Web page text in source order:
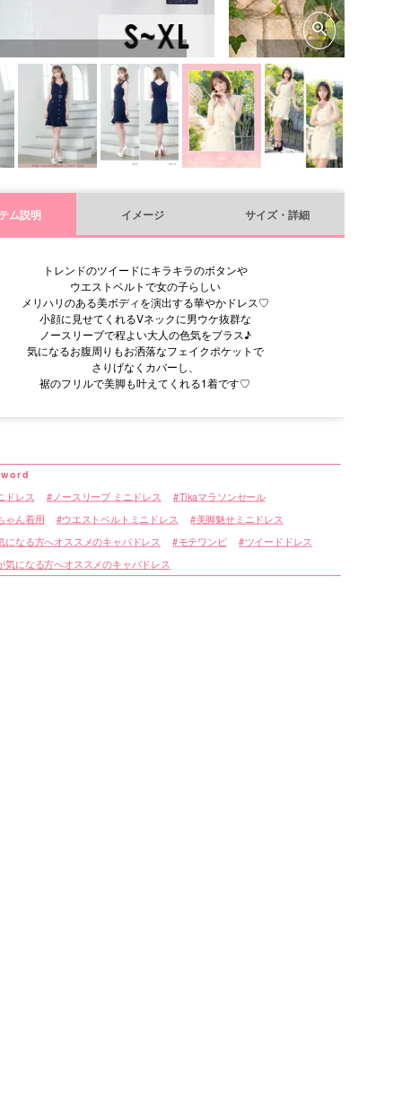
ム説明 イメージ サイズ・詳細
トレンドのツイードにキラキラのボタンや
ウエストベルトで女の子らしい
メリハリのある美ボディを演出する華やかドレス♡
小顔に見せてくれるVネックに男ウケ抜群な
ノースリーブで程よい大人の色気をプラス♪
気になるお腹周りもお洒落なフェイクポケットで
さりげなくカバーし、
裾のフリルで美脚も叶えてくれる1着です♡
ドレス ノースリーブ ミニドレス Tikaマラソンセール
ゃん着用 ウエストベルトミニドレス 美脚魅せミニドレス
になる方へオススメのキャバドレス モテワンピ ツイードドレス
気になる方へオススメのキャバドレス